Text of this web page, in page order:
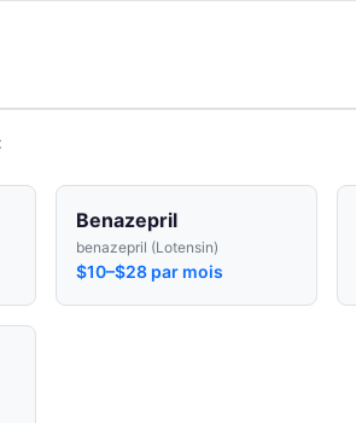
Benazepril
benazepril (Lotensin)
$10–$28 par mois